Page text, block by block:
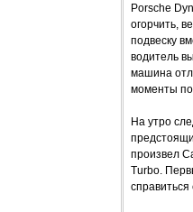
Porsche
огорчить,
подвеску
водитель
машина
моменты
На утро
произвел
Turbo.